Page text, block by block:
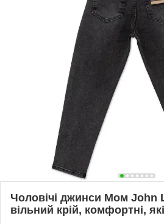
Чоловічі джинси Мом John
вільний крій, комфортні,